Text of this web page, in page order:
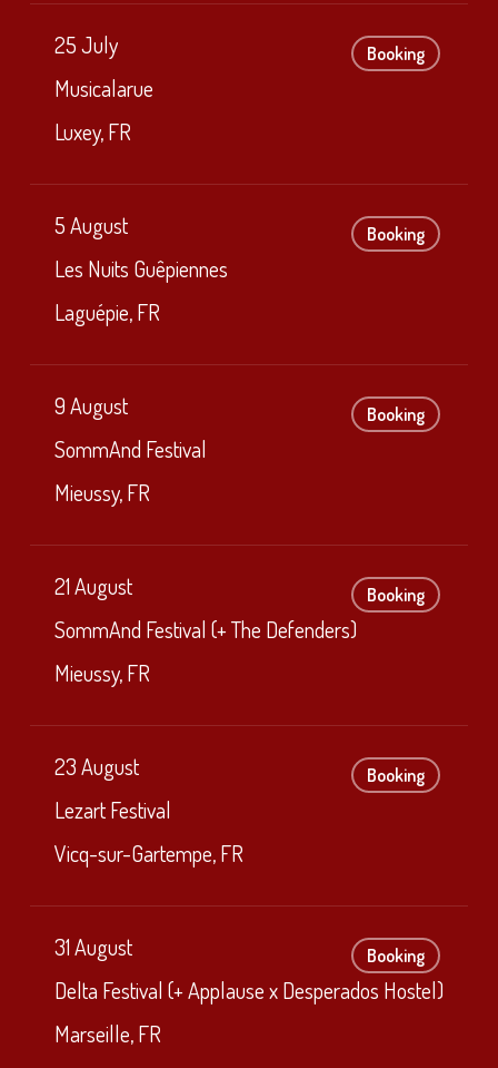
25 July
Musicalarue
Luxey, FR
Booking
5 August
Les Nuits Guêpiennes
Laguépie, FR
Booking
9 August
SommAnd Festival
Mieussy, FR
Booking
21 August
SommAnd Festival (+ The Defenders)
Mieussy, FR
Booking
23 August
Lezart Festival
Vicq-sur-Gartempe, FR
Booking
31 August
Delta Festival (+ Applause x Desperados Hostel)
Marseille, FR
Booking